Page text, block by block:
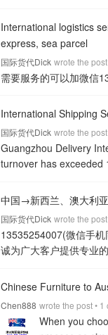
Please feel free to
the profile. Thank you
Loading, Custom
International logistics
express, sea parcel
国际货代Dick wrote the
需要服务的可以加微信
International Shipping
国际货代Dick wrote the
Guangzhou Delivery
turnover has exceeded
are interested in
中国→新西兰、澳大利
国际货代Dick wrote the
13535254007(微信手
诚为广大客户提供专业
个人物品从地点A至地
自行车， 或者从你的
直接寄到你国外指定的
Chinese Furniture to
Chen888 wrote the post •
When you